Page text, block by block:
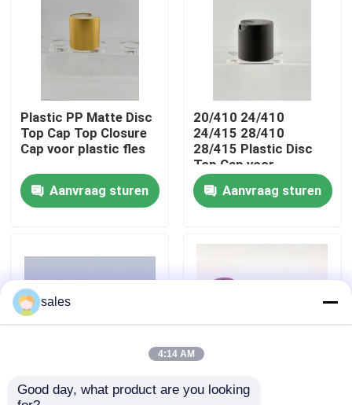
Over ons
Fabriekstocht
Kwaliteitscontrole
Neem contact met ons op
Gevallen
De Spuitbus van de parfumpomp
De spuitbus van de trekkerpomp
Plastic PP Matte Disc
Top Cap Top Closure
Cap voor plastic fles
Aanvraag sturen
20/410 24/410
24/415 28/410
28/415 Plastic Disc
Top Cap voor
cosmetische fles
Aanvraag sturen
24/410 24/415
Plastic flesdop voor
sales
4:14 AM
Good day, what product are you looking